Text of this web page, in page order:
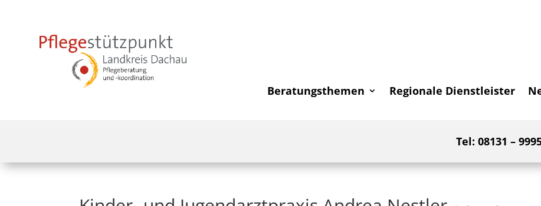
Beratungsthemen Regionale Dienstleister
Tel: 08131 –